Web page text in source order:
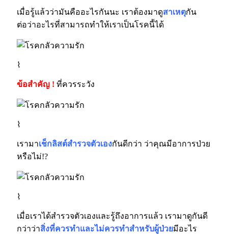
เมื่อรู้แล้วว่ามันคืออะไรกันนะ เราต้องมาดูสาเหตุกัน
ต่อว่าอะไรที่สามารถทำให้เราเป็นโรคนี้ได้
⌇
ข้อสำคัญ ! ที่ควรระวัง
⌇
เรามาเช็กลิสต์สำรวจตัวเองกันดีกว่า ว่าคุณมีอาการป่วย
หรือไม่!?
⌇
เมื่อเราได้สำรวจตัวเองและรู้ถึงอาการแล้ว เรามาดูกันดี
กว่าว่าสิ่งที่ควรทำและไม่ควรทำสำหรับผู้ป่วยมีอะไร